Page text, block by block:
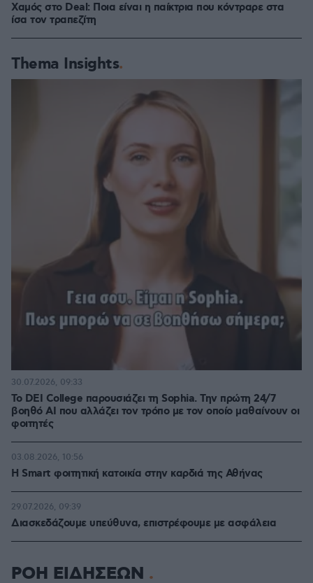
Χαμός στο Deal: Ποια είναι η παίκτρια που κόντραρε στα
ίσα τον τραπεζίτη
Thema Insights
Το DEI College παρουσιάζει τη Sophia. Την πρώτη 24/7
βοηθό AI που αλλάζει τον τρόπο με τον οποίο μαθαίνουν οι
φοιτητές
30.07.2026, 09:33
Η Smart φοιτητική κατοικία στην καρδιά της Αθήνας
03.08.2026, 10:56
Διασκεδάζουμε υπεύθυνα, επιστρέφουμε με ασφάλεια
29.07.2026, 09:39
ΡΟΗ ΕΙΔΗΣΕΩΝ